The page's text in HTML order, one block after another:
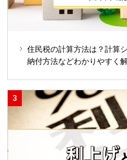
住民税の計算方法は？計算
納付方法などわかりやすく